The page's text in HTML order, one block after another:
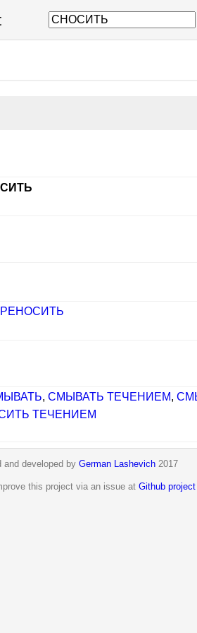
, СМЫВАТЬ ТЕЧЕНИЕМ,
ТЕЧЕНИЕМ
and developed by German Lashevich 2017
this project via an issue at Github project